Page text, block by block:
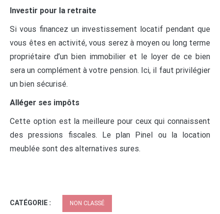
Investir pour la retraite
Si vous financez un investissement locatif pendant que
vous êtes en activité, vous serez à moyen ou long terme
propriétaire d’un bien immobilier et le loyer de ce bien
sera un complément à votre pension. Ici, il faut privilégier
un bien sécurisé.
Alléger ses impôts
Cette option est la meilleure pour ceux qui connaissent
des pressions fiscales. Le plan Pinel ou la location
meublée sont des alternatives sures.
CATÉGORIE : NON CLASSÉ